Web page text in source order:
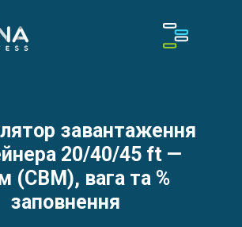
завантаження
20/40/45 ft —
(CBM), вага та %
заповнення